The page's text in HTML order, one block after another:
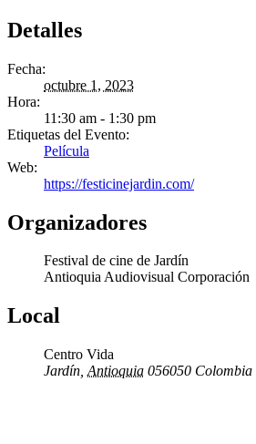
Detalles
Fecha:
octubre 1, 2023
Hora:
11:30 am - 1:30 pm
Etiquetas del Evento:
Película
Web:
https://festicinejardin.com/
Organizadores
Festival de cine de Jardín
Antioquia Audiovisual Corporación
Local
Centro Vida
Jardín Antioquia 056050 Colombia